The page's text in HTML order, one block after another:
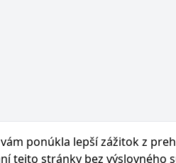
ponúkla lepší zážitok z
tejto stránky bez